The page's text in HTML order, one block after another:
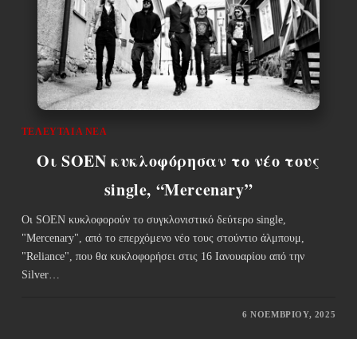
ΤΕΛΕΥΤΑΊΑ ΝΈΑ
Οι SOEN κυκλοφόρησαν το νέο τους
single, “Mercenary”
Οι SOEN κυκλοφορούν το συγκλονιστικό δεύτερο single,
"Mercenary", από το επερχόμενο νέο τους στούντιο άλμπουμ,
"Reliance", που θα κυκλοφορήσει στις 16 Ιανουαρίου από την
Silver…
6 ΝΟΕΜΒΡΊΟΥ, 2025